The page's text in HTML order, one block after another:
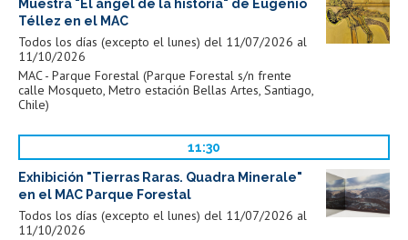
Muestra "El ángel de la historia" de Eugenio
Téllez en el MAC
Todos los días (excepto el lunes) del 11/07/2026 al
11/10/2026
MAC - Parque Forestal (Parque Forestal s/n frente
calle Mosqueto, Metro estación Bellas Artes, Santiago,
Chile)
11:30
Exhibición "Tierras Raras. Quadra Minerale"
en el MAC Parque Forestal
Todos los días (excepto el lunes) del 11/07/2026 al
11/10/2026